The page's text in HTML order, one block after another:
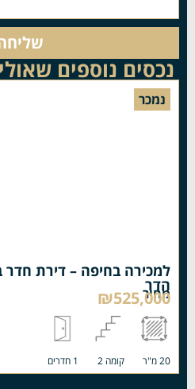
נכסים נוספים
נמכר
למכירה בחיפה – דירת חדר
הדר
מחיר
₪525,000
20 מ"ר קומה 2 1 חדרים